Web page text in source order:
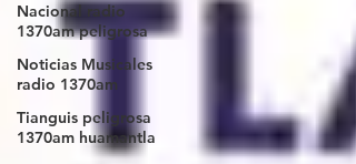
Nacional radio
1370am peligrosa
Noticias Musicales
radio 1370am
Tianguis peligrosa
1370am huamantla